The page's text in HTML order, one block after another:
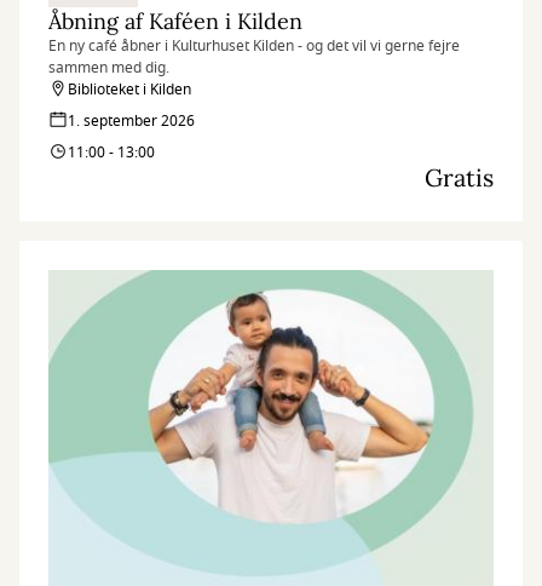
Åbning af Kaféen i Kilden
En ny café åbner i Kulturhuset Kilden - og det vil vi gerne fejre
sammen med dig.
Biblioteket i Kilden
1. september 2026
11:00 - 13:00
Gratis